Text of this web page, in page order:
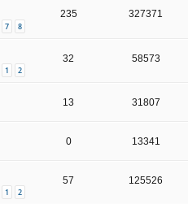
7 8
235 327371
1 2
32 58573
13 31807
0 13341
1 2
57 125526